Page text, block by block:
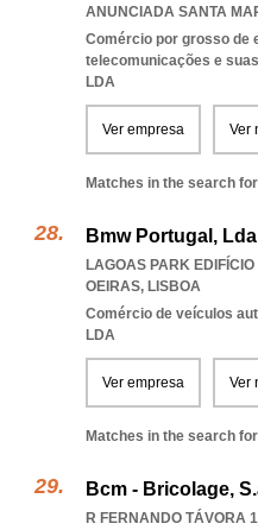
ANUNCIADA SANTA
Comércio por grosso de
telecomunicações e
LDA
Ver empresa Ver
Matches in the search
Bmw Portugal, Lda
LAGOAS PARK
OEIRAS, LISBOA
Comércio de veículos
LDA
Ver empresa Ver
Matches in the search
Bcm - Bricolage,
R FERNANDO TÁVORA